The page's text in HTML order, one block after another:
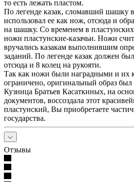
то есть лежать пластом.
По легенде казак, сломавший шашку
использовал ее как нож, отсюда и
на шашку. Со временем в
ножи пластунские-казачьи. Ножи
вручались казакам выполнившим
заданий. По легенде казак должен
отсюда и 8 колец на рукояти.
Так как ножи были наградными и их
ограничено, оригинальный образ
Кузница Братьев Касаткиных, на
документов, воссоздала этот
пластунский, Вы приобретаете
государства.
Отзывы